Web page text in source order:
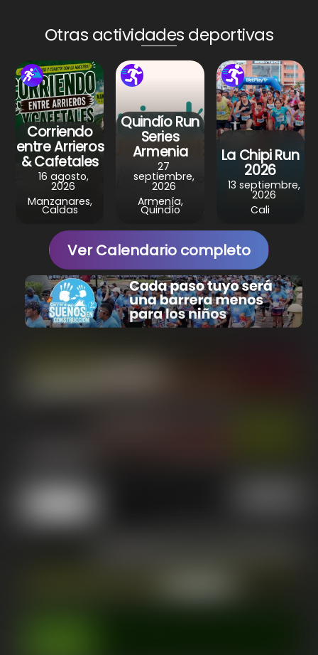
A
p
p
b
o
o
k
st a
m
Otras actividades deportivas
Corriendo
entre Arrieros
& Cafetales
16 agosto,
2026
Manzanares,
Caldas
Quindío Run
Series
Armenia
27
septiembre,
2026
Armenía,
Quindío
La Chipi Run
2026
13 septiembre,
2026
Cali
Ver Calendario completo